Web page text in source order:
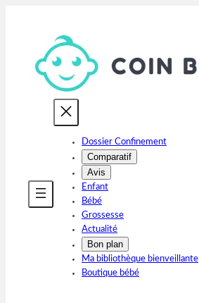
contenu
Dossier Confinement
Comparatif
Avis
Enfant
Bébé
Grossesse
Actualité
Bon plan
Ma bibliothèque bienveillante
Boutique bébé